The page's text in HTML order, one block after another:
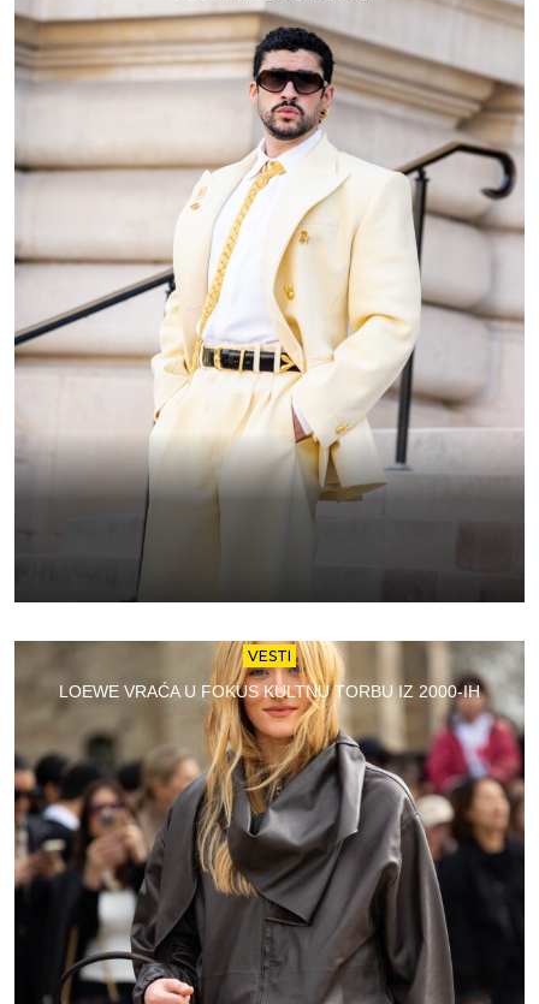
VESTI
LOEWE VRAĆA U FOKUS KULTNU TORBU IZ 2000-IH